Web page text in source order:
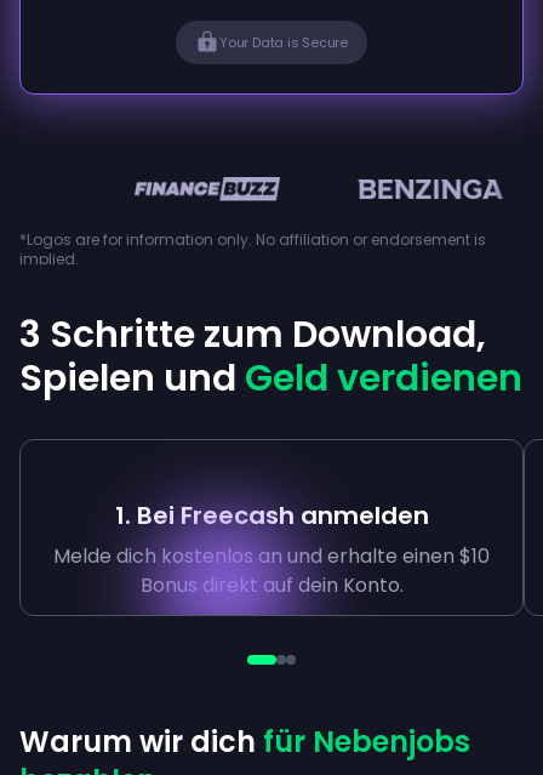
Your Data is Secure
*Logos are for information only. No affiliation or endorsement is
implied.
3 Schritte zum Download,
Spielen und Geld verdienen
1. Bei Freecash anmelden
Melde dich kostenlos an und erhalte einen $10
Bonus direkt auf dein Konto.
Warum wir dich für Nebenjobs